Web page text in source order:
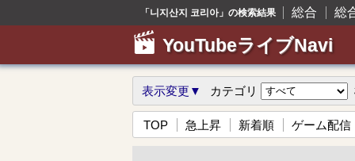
「니지산지 코리아」の検索結果 総合 総
YouTubeライブNavi
表示変更▼ カテゴリ
TOP 急上昇 新着順 ゲーム配信